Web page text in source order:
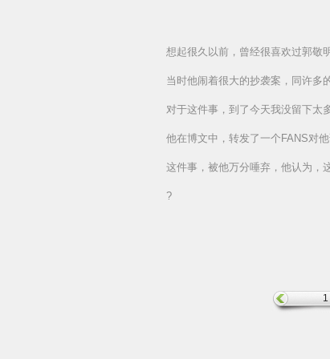
想起很久以前，曾经很喜欢过郭敬明
当时他闹着很大的抄袭案，同许多
对于这件事，到了今天我没留下太
他在博文中，转发了一个FANS对
这件事，被他万分唾弃，他认为，
?
1